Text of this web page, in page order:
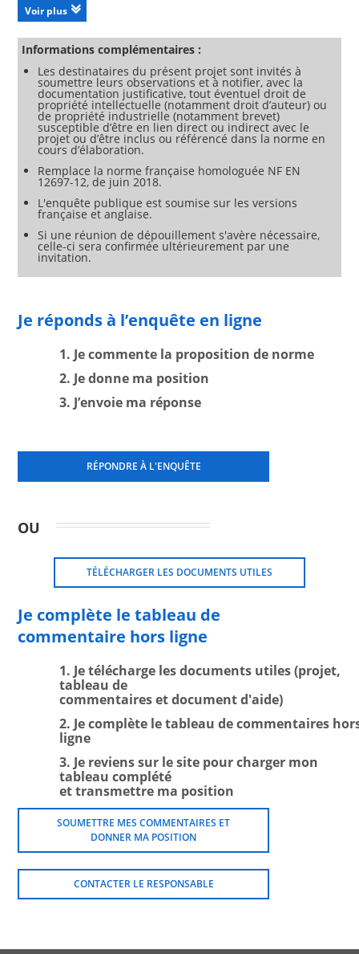
- la méthode B utilise la résistance à la compression des
éprouvettes cylindriques de mélanges bitumineux ;
- la méthode C définit la valeur d'adhésivité des mélanges
bitumineux 1 h après mélange, lorsque l'adhésivité du
bitume et du granulat peut être assimilée à une valeur
d‘adhésivité.
La méthode C est applicable aux mélanges bitumineux
souples avec un bitume ayant une viscosité cinématique à
60 °C inférieure ou égale à 4 000 mm2/s.
Ces modes opératoires peuvent servir à l'évaluation de
l'effet de l'eau sur les enrobés avec ou sans dopes
d'adhésivité aussi bien sous forme de liquides comme les
amines que de fillers comme la chaux hydratée ou le
Voir plus
Informations complémentaires :
Les destinataires du présent projet sont invités à
soumettre leurs observations et à notifier, avec la
documentation justificative, tout éventuel droit de
propriété intellectuelle (notamment droit d’auteur) ou
de propriété industrielle (notamment brevet)
susceptible d’être en lien direct ou indirect avec le
projet ou d’être inclus ou référencé dans la norme en
cours d’élaboration.
Remplace la norme française homologuée NF EN
12697-12, de juin 2018.
L'enquête publique est soumise sur les versions
française et anglaise.
Si une réunion de dépouillement s'avère nécessaire,
celle-ci sera confirmée ultérieurement par une
invitation.
Je réponds à l’enquête en ligne
1. Je commente la proposition de norme
2. Je donne ma position
3. J’envoie ma réponse
RÉPONDRE À L'ENQUÊTE
OU
TÉLÉCHARGER LES DOCUMENTS UTILES
Je complète le tableau de
commentaire hors ligne
1. Je télécharge les documents utiles (projet,
tableau de
commentaires et document d'aide)
2. Je complète le tableau de commentaires
ligne
3. Je reviens sur le site pour charger mon
tableau complété
et transmettre ma position
SOUMETTRE MES COMMENTAIRES ET
DONNER MA POSITION
CONTACTER LE RESPONSABLE